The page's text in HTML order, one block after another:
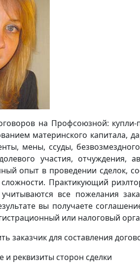
на Профсоюзной:
материнского капитала,
мены, ссуды,
участия, отчуждения,
опыт в проведении сделок,
Практикующий
все пожелания
вы получаете
или налоговый
заказчик для составления
реквизиты сторон сделки